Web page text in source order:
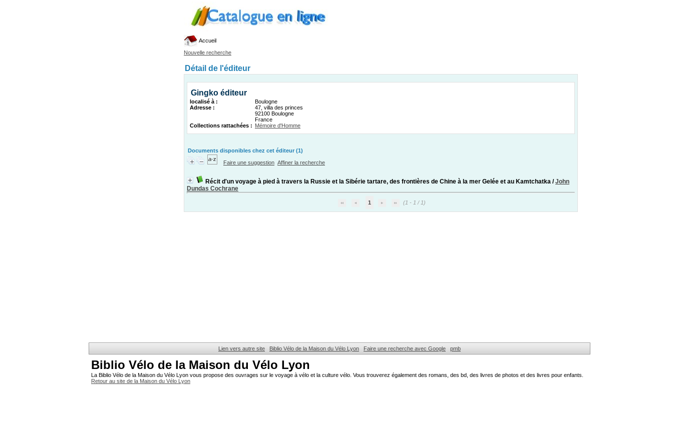
Accueil
Nouvelle recherche
Détail de l'éditeur
Gingko éditeur
localisé à :
Boulogne
Adresse :
47, villa des princes
92100 Boulogne
France
Collections rattachées : Mémoire d'Homme
Documents disponibles chez cet éditeur (1)
Faire une suggestion Affiner la recherche
Récit d'un voyage à pied à travers la Russie et la Sibérie tartare, des frontières de Chine à la mer Gelée et au Kamtchatka /John
Dundas Cochrane
1 (1 - 1 / 1)
Lien vers autre site Biblio Vélo de la Maison du Vélo Lyon Faire une recherche avec Google pmb
Biblio Vélo de la Maison du Vélo Lyon
La Biblio Vélo de la Maison du Vélo Lyon vous propose des ouvrages sur le voyage à vélo et la culture vélo. Vous trouverez également des romans, des bd, des livres de photos et des livres pour enfants.
Retour au site de la Maison du Vélo Lyon